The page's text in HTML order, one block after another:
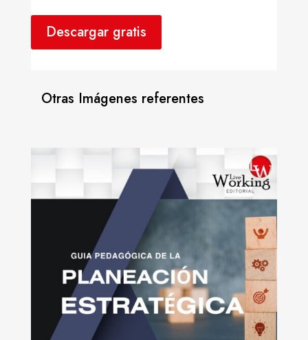
Descargar gratis
Otras Imágenes referentes